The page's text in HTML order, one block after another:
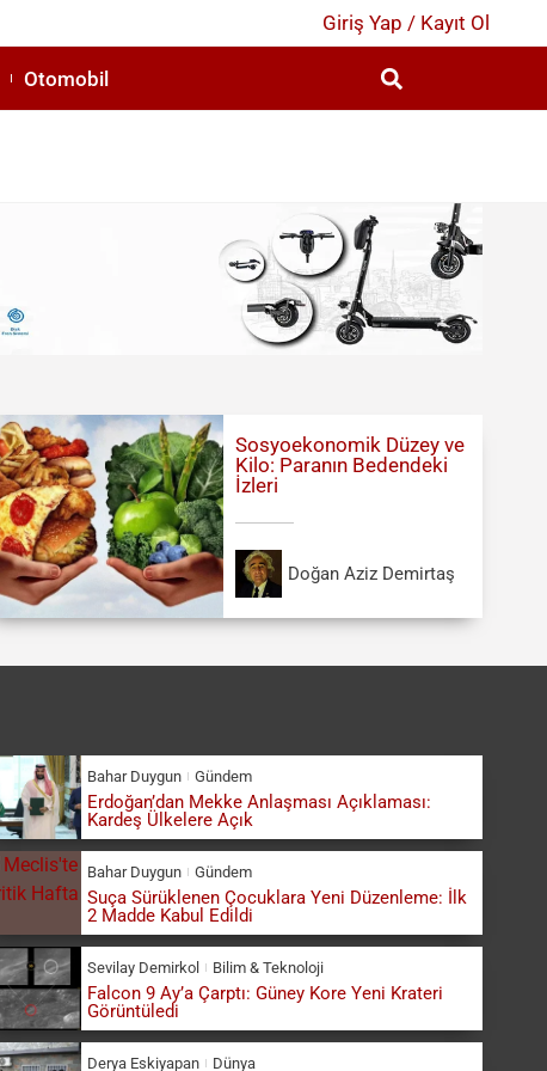
Giriş Yap / Kayıt Ol
Otomobil
Sosyoekonomik Düzey ve
Kilo: Paranın Bedendeki
İzleri
Doğan Aziz Demirtaş
Bahar Duygun Gündem
Erdoğan’dan Mekke Anlaşması Açıklaması:
Kardeş Ülkelere Açık
Bahar Duygun Gündem
Suça Sürüklenen Çocuklara Yeni Düzenleme: İlk
2 Madde Kabul Edildi
Sevilay Demirkol Bilim & Teknoloji
Falcon 9 Ay’a Çarptı: Güney Kore Yeni Krateri
Görüntüledi
Derya Eskiyapan Dünya